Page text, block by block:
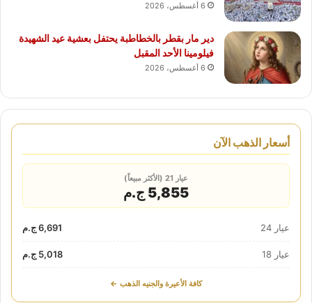
6 أغسطس، 2026
دير مار بقطر بالخطاطبة يحتفل بعشية عيد الشهيدة
فيلومينا الأحد المقبل
6 أغسطس، 2026
أسعار الذهب الآن
عيار 21 (الأكثر مبيعاً)
5,855 ج.م
عيار 24 6,691 ج.م
عيار 18 5,018 ج.م
كافة الأعيرة والجنيه الذهب ←